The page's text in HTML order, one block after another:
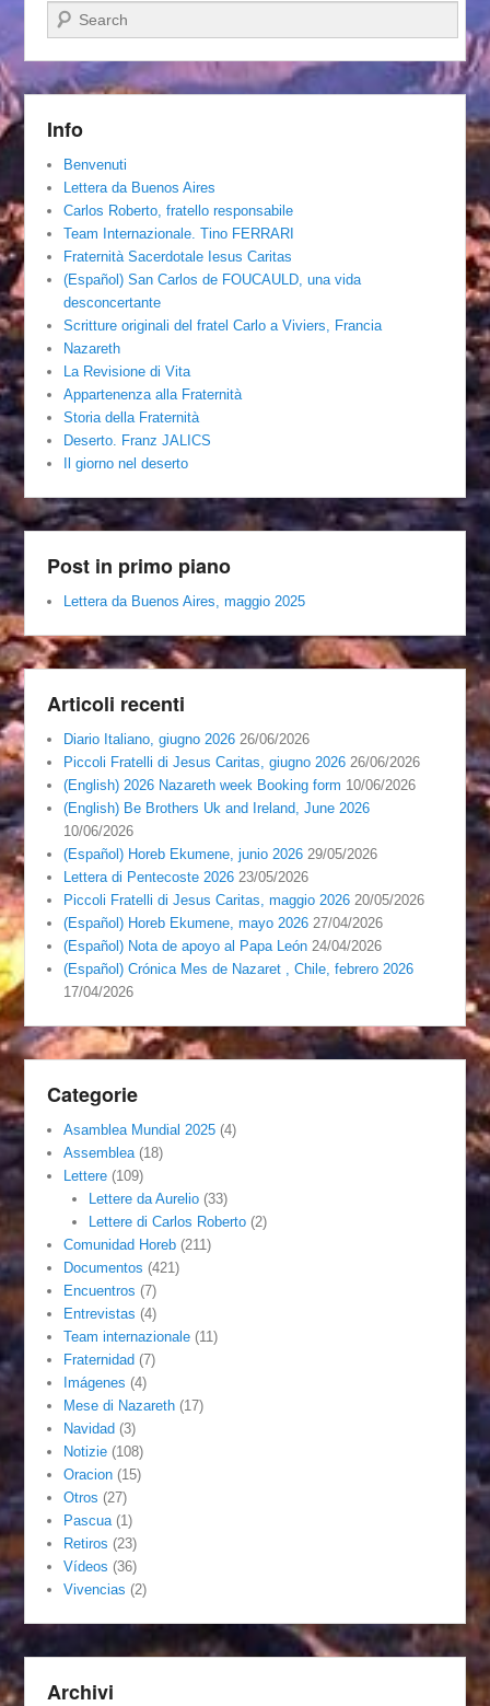
Cerca
Info
Benvenuti
Lettera da Buenos Aires
Carlos Roberto, fratello responsabile
Team Internazionale. Tino FERRARI
Fraternità Sacerdotale Iesus Caritas
(Español) San Carlos de FOUCAULD, una vida
desconcertante
Scritture originali del fratel Carlo a Viviers, Francia
Nazareth
La Revisione di Vita
Appartenenza alla Fraternità
Storia della Fraternità
Deserto. Franz JALICS
Il giorno nel deserto
Post in primo piano
Lettera da Buenos Aires, maggio 2025
Articoli recenti
Diario Italiano, giugno 2026 26/06/2026
Piccoli Fratelli di Jesus Caritas, giugno 2026 26/06/2026
(English) 2026 Nazareth week Booking form 10/06/2026
(English) Be Brothers Uk and Ireland, June 2026
10/06/2026
(Español) Horeb Ekumene, junio 2026 29/05/2026
Lettera di Pentecoste 2026 23/05/2026
Piccoli Fratelli di Jesus Caritas, maggio 2026 20/05/2026
(Español) Horeb Ekumene, mayo 2026 27/04/2026
(Español) Nota de apoyo al Papa León 24/04/2026
(Español) Crónica Mes de Nazaret , Chile, febrero 2026
17/04/2026
Categorie
Asamblea Mundial 2025 (4)
Assemblea (18)
Lettere (109)
Lettere da Aurelio(33)
Lettere di Carlos Roberto(2)
Comunidad Horeb (211)
Documentos (421)
Encuentros (7)
Entrevistas (4)
Team internazionale (11)
Fraternidad (7)
Imágenes (4)
Mese di Nazareth (17)
Navidad (3)
Notizie (108)
Oracion (15)
Otros (27)
Pascua (1)
Retiros (23)
Vídeos (36)
Vivencias (2)
Archivi